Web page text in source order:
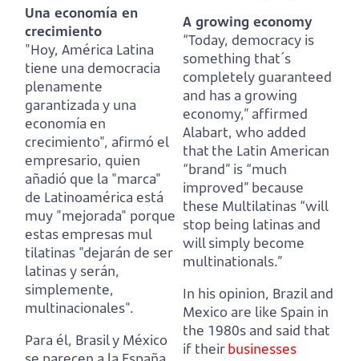
Una economía en
crecimiento
"Hoy, América Latina
tiene una democracia
plenamente
garantizada y una
economía en
crecimiento", afirmó el
empresario, quien
añadió que la "marca"
de Latinoamérica está
muy "mejorada" porque
estas empresas mul
tilatinas "dejarán de ser
latinas y serán,
simplemente,
multinacionales".
Para él, Brasil y México
A growing economy
“Today, democracy is
something that´s
completely guaranteed
and has a growing
economy,” affirmed
Alabart, who added
that the Latin American
“brand” is “much
improved” because
these Multilatinas “will
stop being latinas and
will simply become
multinationals.”
In his opinion, Brazil and
Mexico are like Spain in
the 1980s and said that
if theirbusinesses